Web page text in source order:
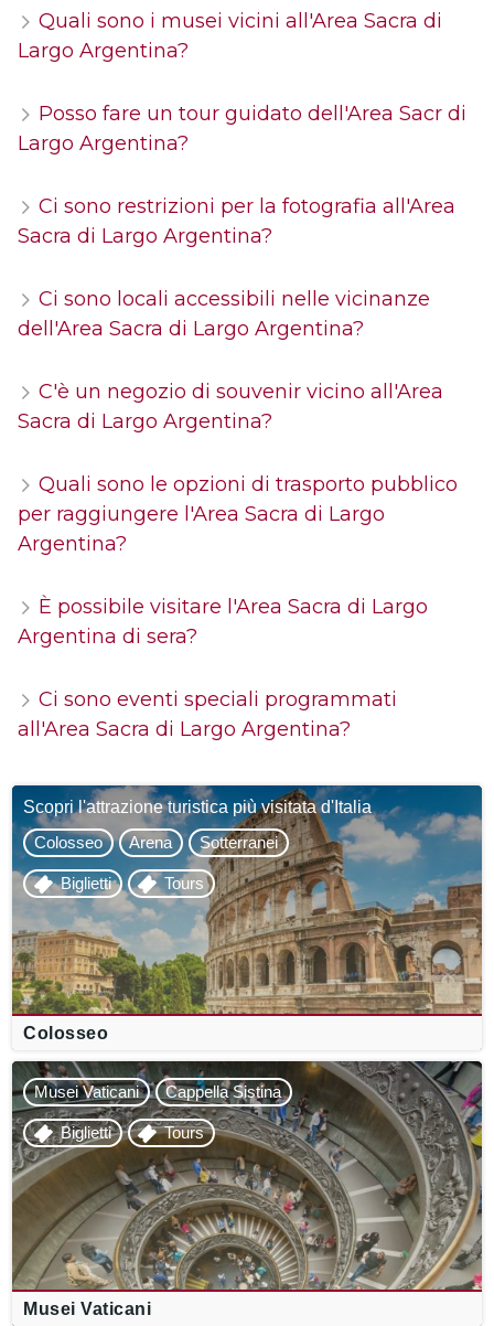
Quali sono i musei vicini all'Area Sacra di
Largo Argentina?
Posso fare un tour guidato dell'Area Sacr di
Largo Argentina?
Ci sono restrizioni per la fotografia all'Area
Sacra di Largo Argentina?
Ci sono locali accessibili nelle vicinanze
dell'Area Sacra di Largo Argentina?
C'è un negozio di souvenir vicino all'Area
Sacra di Largo Argentina?
Quali sono le opzioni di trasporto pubblico
per raggiungere l'Area Sacra di Largo
Argentina?
È possibile visitare l'Area Sacra di Largo
Argentina di sera?
Ci sono eventi speciali programmati
all'Area Sacra di Largo Argentina?
Colosseo
Scopri l'attrazione turistica più visitata d'Italia
Colosseo
Arena Sotterranei
Biglietti Tours
Musei Vaticani
Musei Vaticani Cappella Sistina
Biglietti Tours